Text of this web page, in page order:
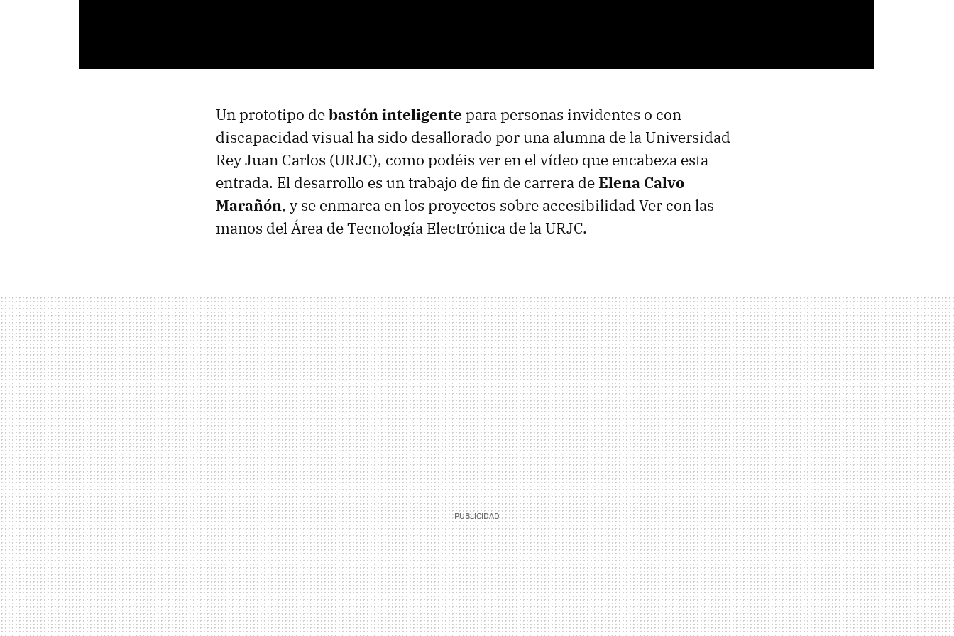
Un prototipo debastón inteligente para personas invidentes o con
discapacidad visual ha sido desallorado por una alumna de la Universidad
Rey Juan Carlos (URJC), como podéis ver en el vídeo que encabeza esta
entrada. El desarrollo es un trabajo de fin de carrera deElena Calvo
Marañón, y se enmarca en los proyectos sobre accesibilidad Ver con las
manos del Área de Tecnología Electrónica de la URJC.